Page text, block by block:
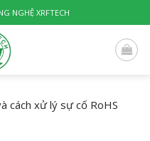
NGHỆ XRFTECH
cách xử lý sự cố RoHS